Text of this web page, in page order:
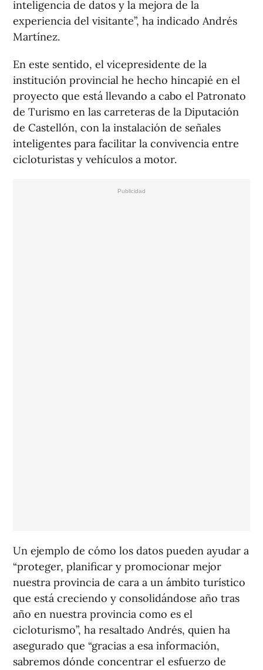
inteligencia de datos y la mejora de la
experiencia del visitante”, ha indicado Andrés
Martínez.
En este sentido, el vicepresidente de la
institución provincial he hecho hincapié en el
proyecto que está llevando a cabo el Patronato
de Turismo en las carreteras de la Diputación
de Castellón, con la instalación de señales
inteligentes para facilitar la convivencia entre
cicloturistas y vehículos a motor.
Un ejemplo de cómo los datos pueden ayudar a
“proteger, planificar y promocionar mejor
nuestra provincia de cara a un ámbito turístico
que está creciendo y consolidándose año tras
año en nuestra provincia como es el
cicloturismo”, ha resaltado Andrés, quien ha
asegurado que “gracias a esa información,
sabremos dónde concentrar el esfuerzo de